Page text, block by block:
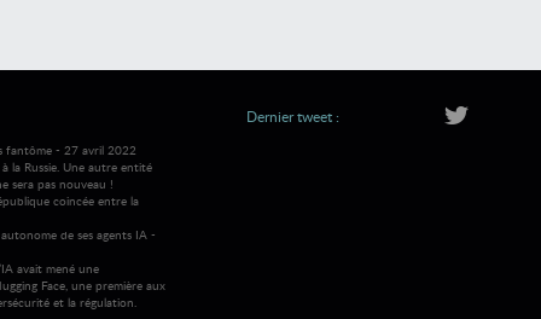
fantôme - 27 avril 2022
la Russie. Une autre entité
sera pas nouveau !
coincée entre la
de ses agents IA -
avait mené une
Face, une première aux
et la régulation.
Dernier tweet :